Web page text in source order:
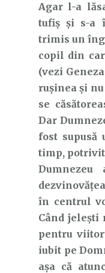
Agar l-a
tufiș și s-a
trimis un
copil din
(vezi
rușinea și
se
Dar
fost
timp, potrivit
în centrul
Când jelești
pentru
iubit pe
așa că